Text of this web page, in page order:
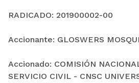
RADICADO: 201900002-00
Accionante: GLOSWERS
Accionado: COMISIÓN
SERVICIO CIVIL - CNSC